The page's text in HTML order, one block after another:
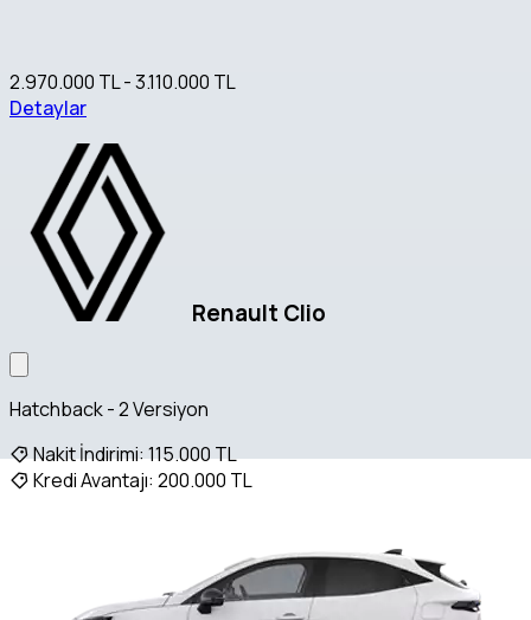
2.970.000 TL - 3.110.000 TL
Detaylar
Renault Clio
Hatchback - 2 Versiyon
Nakit İndirimi:115.000 TL
Kredi Avantajı: 200.000 TL